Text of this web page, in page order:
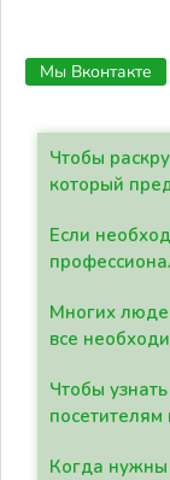
Мы Вконтакте
Чтобы
который
Если
Многих
все
Чтобы
посетителям
Когда нужны